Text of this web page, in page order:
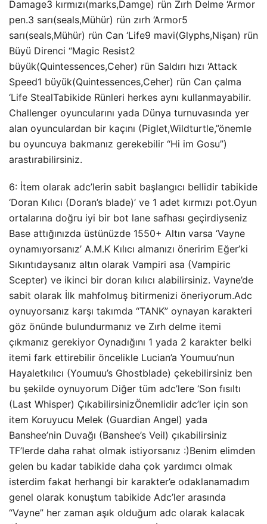
Damage3 kırmızı(marks,Damge) rün Zırh Delme ‘Armor
pen.3 sarı(seals,Mühür) rün zırh ‘Armor5
sarı(seals,Mühür) rün Can ‘Life9 mavi(Glyphs,Nişan) rün
Büyü Direnci “Magic Resist2
büyük(Quintessences,Ceher) rün Saldırı hızı ‘Attack
Speed1 büyük(Quintessences,Ceher) rün Can çalma
‘Life StealTabikide Rünleri herkes aynı kullanmayabilir.
Challenger oyuncularını yada Dünya turnuvasında yer
alan oyunculardan bir kaçını (Piglet,Wildturtle,”önemle
bu oyuncuya bakmanız gerekebilir “Hi im Gosu”)
arastırabilirsiniz.
6: İtem olarak adc’lerin sabit başlangıcı bellidir tabikide
‘Doran Kılıcı (Doran’s blade)’ ve 1 adet kırmızı pot.Oyun
ortalarına doğru iyi bir bot lane safhası geçirdiyseniz
Base attığınızda üstünüzde 1550+ Altın varsa ‘Vayne
oynamıyorsanız’ A.M.K Kılıcı almanızı öneririm Eğer’ki
Sıkıntıdaysanız altın olarak Vampiri asa (Vampiric
Scepter) ve ikinci bir doran kılıcı alabilirsiniz. Vayne’de
sabit olarak İlk mahfolmuş bitirmenizi öneriyorum.Adc
oynuyorsanız karşı takımda “TANK” oynayan karakteri
göz önünde bulundurmanız ve Zırh delme itemi
çıkmanız gerekiyor Oynadığını 1 yada 2 karakter belki
itemi fark ettirebilir öncelikle Lucian’a Youmuu’nun
Hayaletkılıcı (Youmuu’s Ghostblade) çekebilirsiniz ben
bu şekilde oynuyorum Diğer tüm adc’lere ‘Son fısıltı
(Last Whisper) ÇıkabilirsinizÖnemlidir adc’ler için son
item Koruyucu Melek (Guardian Angel) yada
Banshee’nin Duvağı (Banshee’s Veil) çıkabilirsiniz
TF’lerde daha rahat olmak istiyorsanız :)Benim elimden
gelen bu kadar tabikide daha çok yardımcı olmak
isterdim fakat herhangi bir karakter’e odaklanamadım
genel olarak konuştum tabikide Adc’ler arasında
“Vayne” her zaman aşık olduğum adc olarak kalacak